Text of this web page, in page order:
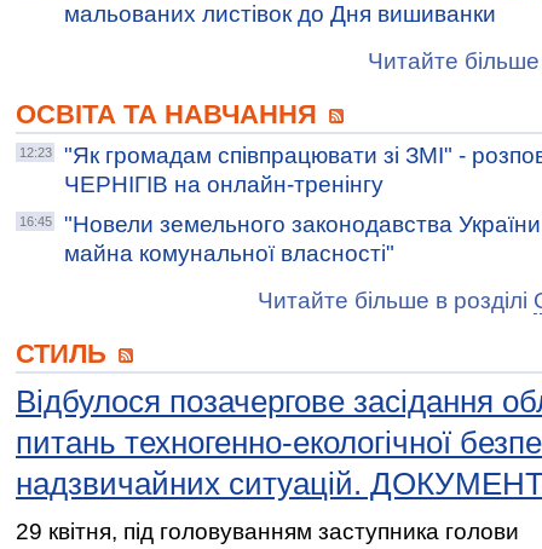
мальованих листівок до Дня вишиванки
Читайте більше
ОСВІТА ТА НАВЧАННЯ
12:23
"Як громадам співпрацювати зі ЗМІ" -
ЧЕРНІГІВ на онлайн-тренінгу
16:45
"Новели земельного законодавства
майна комунальної власності"
Читайте більше в розділі
СТИЛЬ
Відбулося позачергове засідання
питань техногенно-екологічної
надзвичайних ситуацій.
29 квітня, під головуванням заступника голови